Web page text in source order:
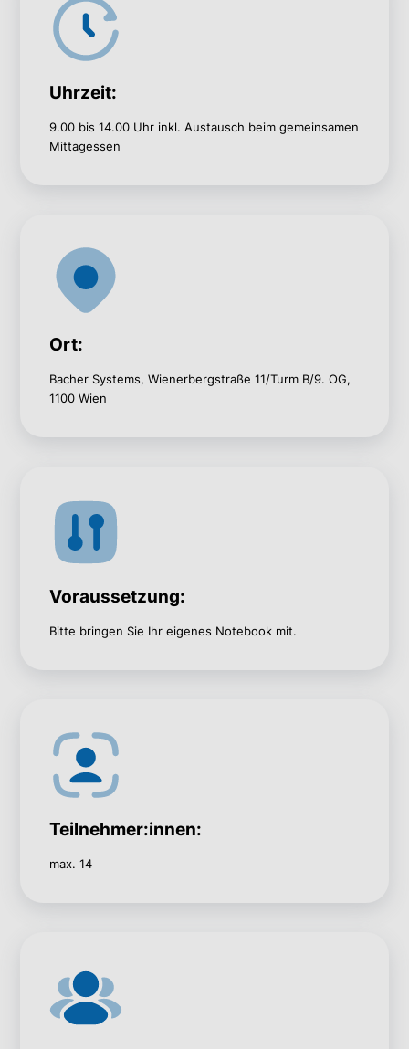
Uhrzeit:
9.00 bis 14.00 Uhr inkl. Austausch beim gemeinsamen
Mittagessen
Ort:
Bacher Systems, Wienerbergstraße 11/Turm B/9. OG,
1100 Wien
Voraussetzung:
Bitte bringen Sie Ihr eigenes Notebook mit.
Teilnehmer:innen:
max. 14